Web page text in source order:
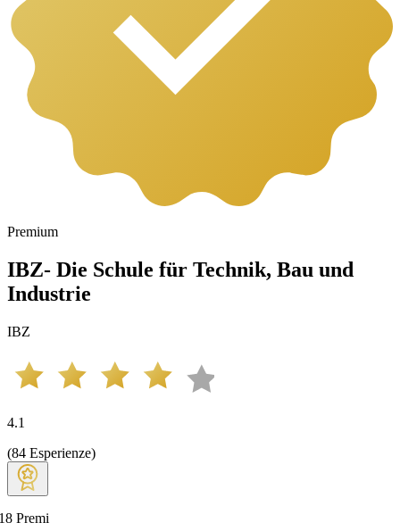
Premium
IBZ- Die Schule für Technik, Bau und
Industrie
IBZ
4.1
(84 Esperienze)
Premi